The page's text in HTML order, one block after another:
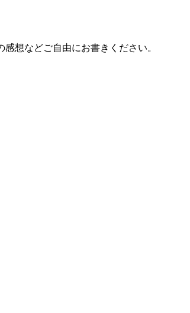
想などご自由にお書きください。